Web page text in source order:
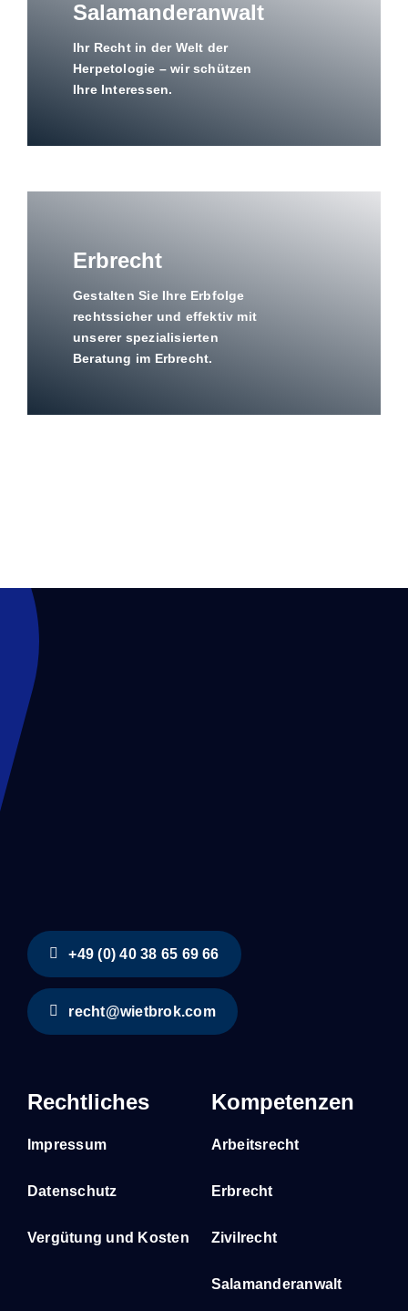
Salamanderanwalt
Ihr Recht in der Welt der
Herpetologie – wir schützen
Ihre Interessen.
Erbrecht
Gestalten Sie Ihre Erbfolge
rechtssicher und effektiv mit
unserer spezialisierten
Beratung im Erbrecht.
+49 (0) 40 38 65 69 66
recht@wietbrok.com
Rechtliches
Impressum
Datenschutz
Vergütung und Kosten
Kompetenzen
Arbeitsrecht
Erbrecht
Zivilrecht
Salamanderanwalt